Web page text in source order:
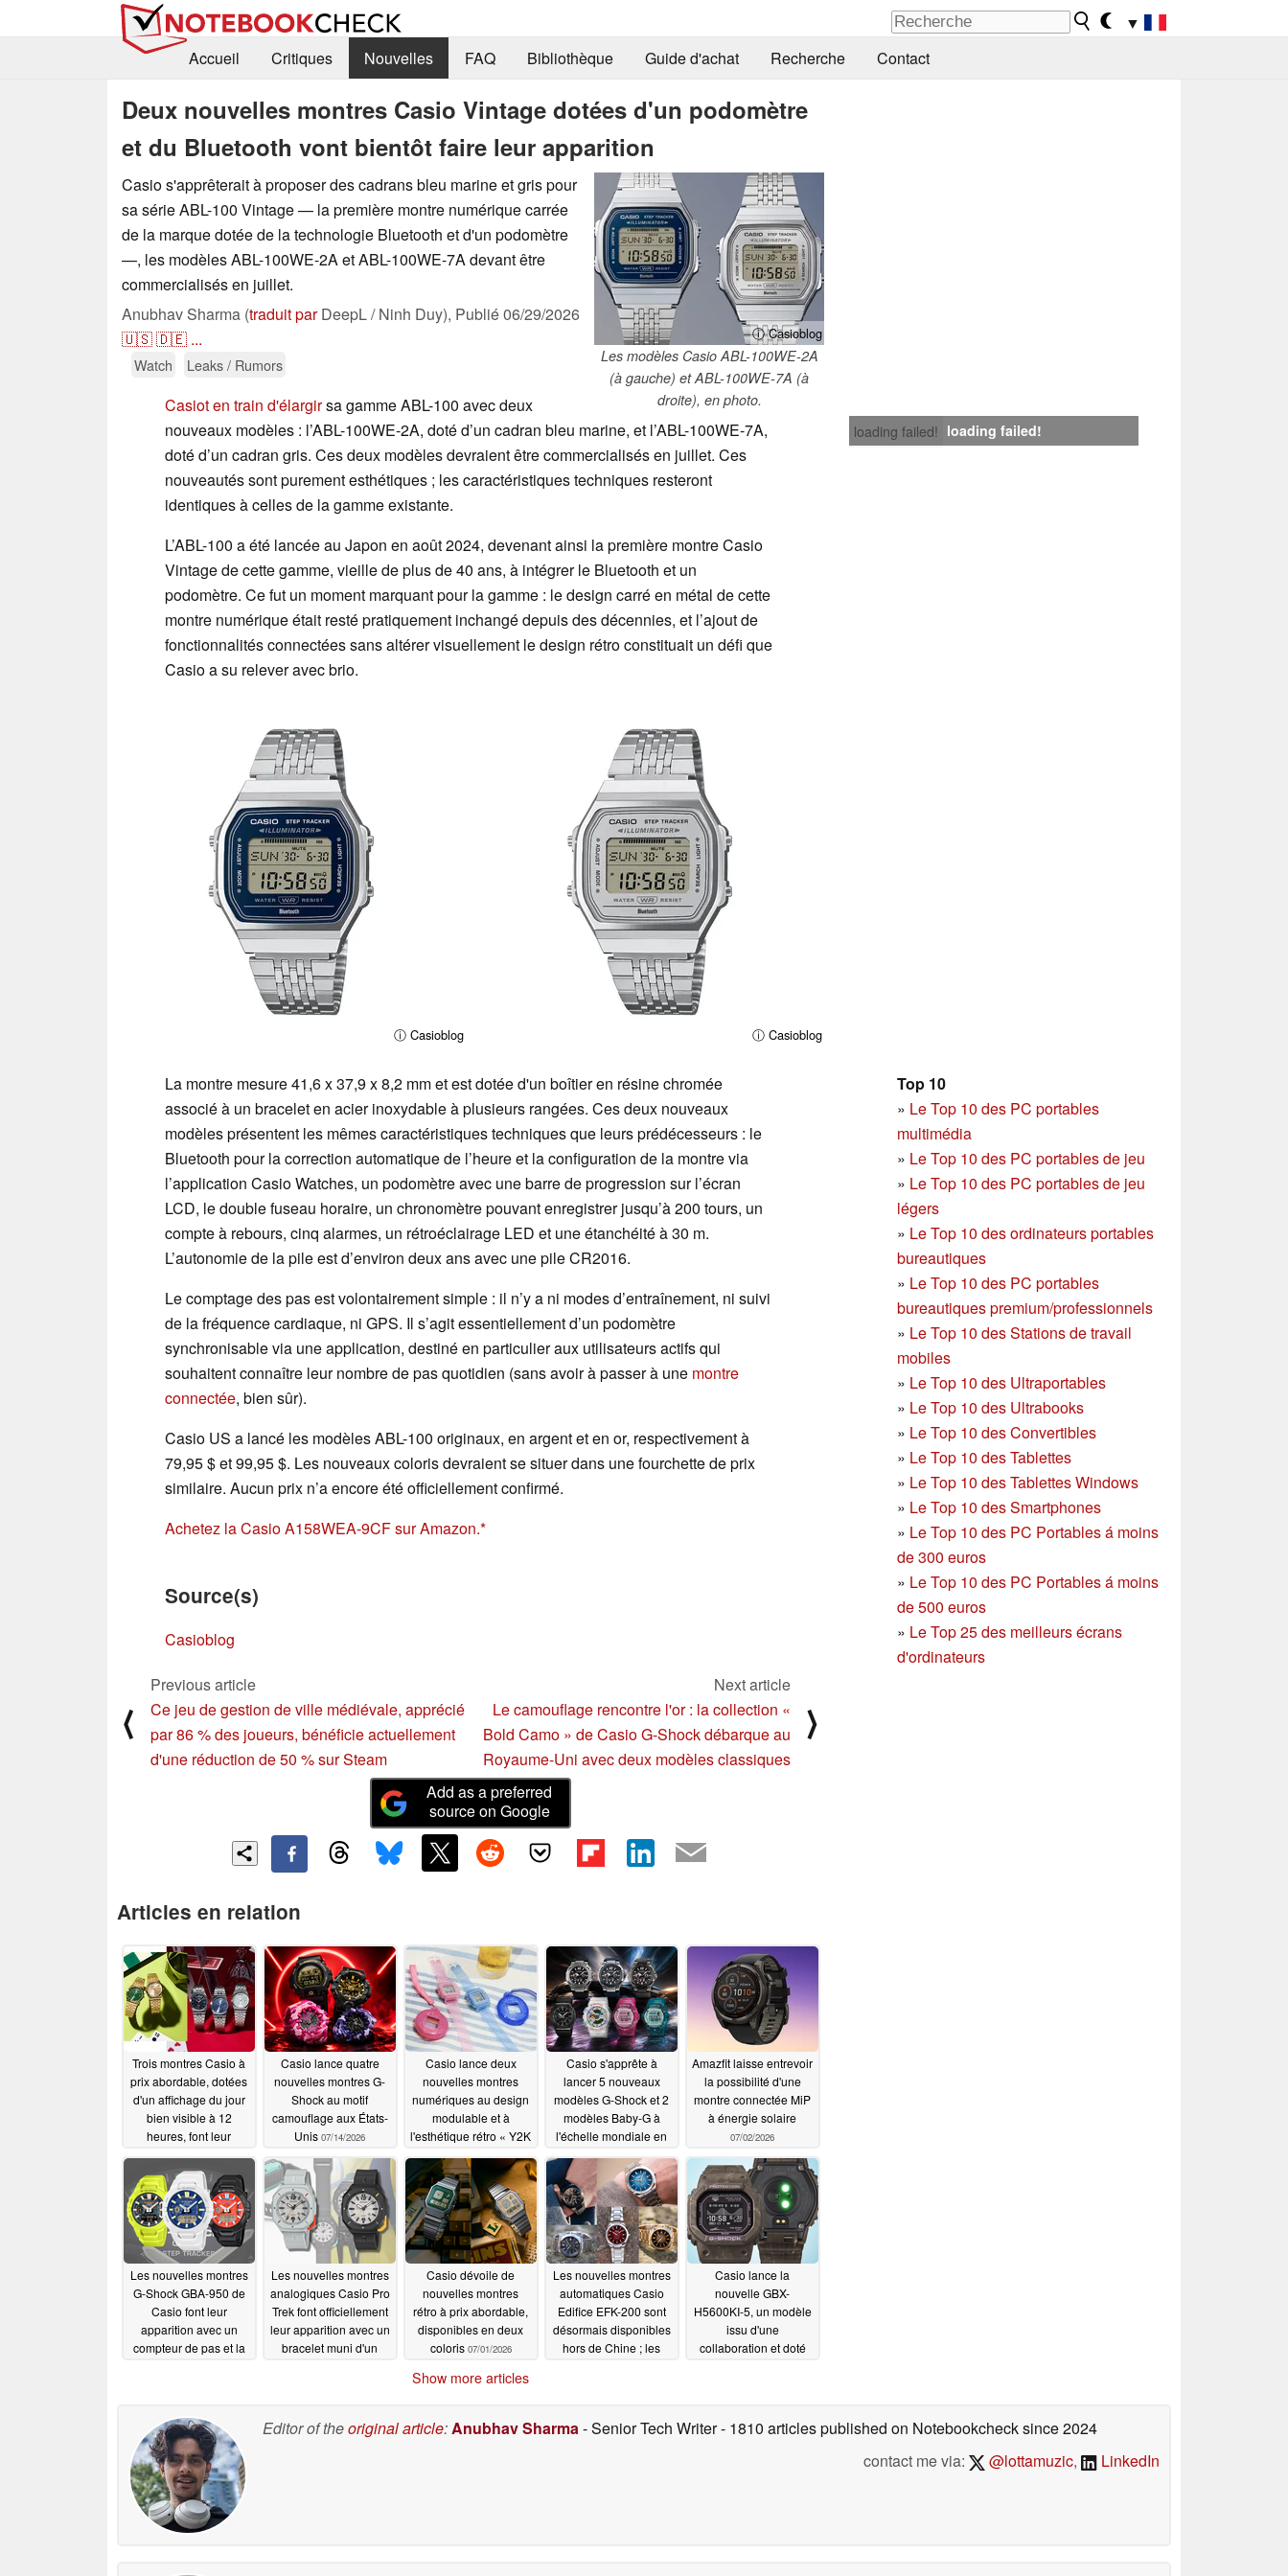
▼
Accueil
Critiques Nouvelles FAQ Bibliothèque Guide d'achat Recherche Contact
Deux nouvelles montres Casio Vintage dotées d'un podomètre
et du Bluetooth vont bientôt faire leur apparition
ⓘ Casioblog
Les modèles Casio ABL-100WE-2A
(à gauche) et ABL-100WE-7A (à
droite), en photo.
Casio s'apprêterait à proposer des cadrans bleu marine et gris pour
sa série ABL-100 Vintage — la première montre numérique carrée
de la marque dotée de la technologie Bluetooth et d'un podomètre
—, les modèles ABL-100WE-2A et ABL-100WE-7A devant être
commercialisés en juillet.
Anubhav Sharma (traduit parDeepL / Ninh Duy), Publié06/29/2026
🇺🇸🇩🇪 ...
Watch Leaks / Rumors
loading failed! loading failed!
Casiot en train d'élargirsa gamme ABL-100 avec deux
nouveaux modèles : l’ABL-100WE-2A, doté d’un cadran bleu marine, et l’ABL-100WE-7A,
doté d’un cadran gris. Ces deux modèles devraient être commercialisés en juillet. Ces
nouveautés sont purement esthétiques ; les caractéristiques techniques resteront
identiques à celles de la gamme existante.
L’ABL-100 a été lancée au Japon en août 2024, devenant ainsi la première montre Casio
Vintage de cette gamme, vieille de plus de 40 ans, à intégrer le Bluetooth et un
podomètre. Ce fut un moment marquant pour la gamme : le design carré en métal de cette
montre numérique était resté pratiquement inchangé depuis des décennies, et l’ajout de
fonctionnalités connectées sans altérer visuellement le design rétro constituait un défi que
Casio a su relever avec brio.
ⓘ Casioblog ⓘ Casioblog
Top 10
» Le Top 10 des PC portables
multimédia
» Le Top 10 des PC portables de jeu
» Le Top 10 des PC portables de jeu
légers
» Le Top 10 des ordinateurs portables
bureautiques
» Le Top 10 des PC portables
bureautiques premium/professionnels
» Le Top 10 des Stations de travail
mobiles
» Le Top 10 des Ultraportables
» Le Top 10 des Ultrabooks
» Le Top 10 des Convertibles
» Le Top 10 des Tablettes
» Le Top 10 des Tablettes Windows
» Le Top 10 des Smartphones
» Le Top 10 des PC Portables á moins
de 300 euros
» Le Top 10 des PC Portables á moins
de 500 euros
» Le Top 25 des meilleurs écrans
d'ordinateurs
La montre mesure 41,6 x 37,9 x 8,2 mm et est dotée d'un boîtier en résine chromée
associé à un bracelet en acier inoxydable à plusieurs rangées. Ces deux nouveaux
modèles présentent les mêmes caractéristiques techniques que leurs prédécesseurs : le
Bluetooth pour la correction automatique de l’heure et la configuration de la montre via
l’application Casio Watches, un podomètre avec une barre de progression sur l’écran
LCD, le double fuseau horaire, un chronomètre pouvant enregistrer jusqu’à 200 tours, un
compte à rebours, cinq alarmes, un rétroéclairage LED et une étanchéité à 30 m.
L’autonomie de la pile est d’environ deux ans avec une pile CR2016.
Le comptage des pas est volontairement simple : il n’y a ni modes d’entraînement, ni suivi
de la fréquence cardiaque, ni GPS. Il s’agit essentiellement d’un podomètre
synchronisable via une application, destiné en particulier aux utilisateurs actifs qui
souhaitent connaître leur nombre de pas quotidien (sans avoir à passer à une montre
connectée, bien sûr).
Casio US a lancé les modèles ABL-100 originaux, en argent et en or, respectivement à
79,95 $ et 99,95 $. Les nouveaux coloris devraient se situer dans une fourchette de prix
similaire. Aucun prix n’a encore été officiellement confirmé.
Achetez la Casio A158WEA-9CF sur Amazon.
Source(s)
Casioblog
⟨
Previous article
Ce jeu de gestion de ville médiévale, apprécié
par 86 % des joueurs, bénéficie actuellement
d'une réduction de 50 % sur Steam
Next article
Le camouflage rencontre l'or : la collection «
Bold Camo » de Casio G-Shock débarque au
Royaume-Uni avec deux modèles classiques
⟩
Add as a preferred
source on Google
Articles en relation
Trois montres Casio à
prix abordable, dotées
d'un affichage du jour
bien visible à 12
heures, font leur
Unis07/15/2026
Casio lance quatre
nouvelles montres G-
Shock au motif
camouflage aux États-
Unis 07/14/2026
Casio lance deux
nouvelles montres
numériques au design
modulable et à
l'esthétique rétro « Y2K
07/06/2026
Casio s'apprête à
lancer 5 nouveaux
modèles G-Shock et 2
modèles Baby-G à
l'échelle mondiale en
07/03/2026
Amazfit laisse entrevoir
la possibilité d'une
montre connectée MiP
à énergie solaire
07/02/2026
Les nouvelles montres
G-Shock GBA-950 de
Casio font leur
apparition avec un
compteur de pas et la
Les nouvelles montres
analogiques Casio Pro
Trek font officiellement
leur apparition avec un
bracelet muni d'un
07/02/2026
Casio dévoile de
nouvelles montres
rétro à prix abordable,
disponibles en deux
coloris 07/01/2026
Les nouvelles montres
automatiques Casio
Edifice EFK-200 sont
désormais disponibles
hors de Chine ; les
Casio lance la
nouvelle GBX-
H5600KI-5, un modèle
issu d'une
collaboration et doté
fréquence cardiaque et
un écran LCD MIP
Show more articles
Editor of theoriginal article:Anubhav Sharma- Senior Tech Writer- 1810 articles published on Notebookchecksince 2024
contact me via:
@lottamuzic, LinkedIn